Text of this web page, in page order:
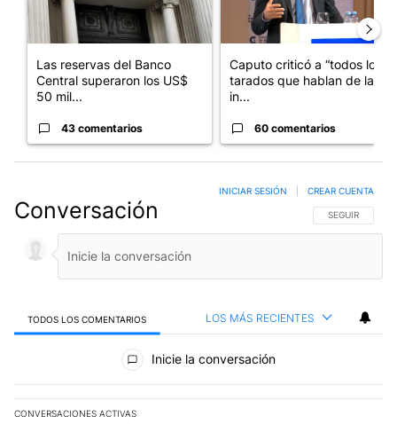
Las reservas del Banco
Central superaron los US$
50 mil...
43 comentarios
Caputo criticó a “todos los
tarados que hablan de la
in...
60 comentarios
Conversación SIGA ESTA
SEGUIR
INICIAR SESIÓN CREAR CUENTA
TODOS LOS COMENTARIOS LOS MÁS RECIENTES
Todos los comentarios
Inicie la conversación
CONVERSACIONES ACTIVAS